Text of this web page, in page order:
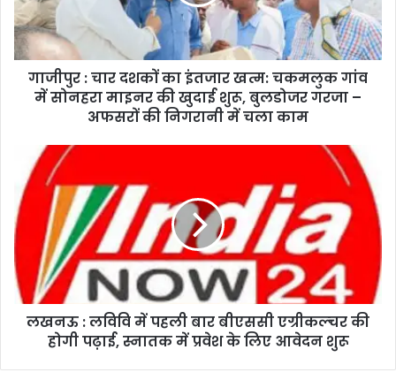
गाजीपुर : चार दशकों का इंतजार खत्म: चकमलुक गांव
में सोनहरा माइनर की खुदाई शुरू, बुलडोजर गरजा –
अफसरों की निगरानी में चला काम
लखनऊ : लविवि में पहली बार बीएससी एग्रीकल्चर की
होगी पढ़ाई, स्नातक में प्रवेश के लिए आवेदन शुरू